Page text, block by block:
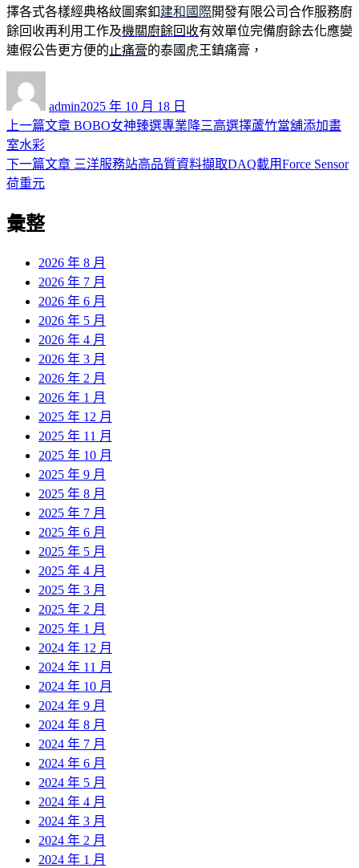
擇各式各樣經典格紋圖案釦建和國際開發有限公司合作服務廚
餘回收再利用工作及機關廚餘回收有效單位完備廚餘去化應變
連假公告更方便的 止痛膏的泰國虎王鎮痛膏，
admin佈
日
2025 年 10 月 18 日
文
章
導
覽
上一篇文章 上
篇
BOBO女神臻選專業降三高選擇蘆竹當舖添加畫
室水彩
下一篇文章 下
三洋服務站高品質資料擷取DAQ載用Force Sensor
荷重元
彙整
2026 年 8 月
2026 年 7 月
2026 年 6 月
2026 年 5 月
2026 年 4 月
2026 年 3 月
2026 年 2 月
2026 年 1 月
2025 年 12 月
2025 年 11 月
2025 年 10 月
2025 年 9 月
2025 年 8 月
2025 年 7 月
2025 年 6 月
2025 年 5 月
2025 年 4 月
2025 年 3 月
2025 年 2 月
2025 年 1 月
2024 年 12 月
2024 年 11 月
2024 年 10 月
2024 年 9 月
2024 年 8 月
2024 年 7 月
2024 年 6 月
2024 年 5 月
2024 年 4 月
2024 年 3 月
2024 年 2 月
2024 年 1 月